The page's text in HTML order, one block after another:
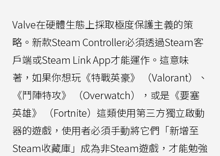
Valve在硬體生態上採取極度保護主義的策
略。新款Steam Controller必須透過Steam客
戶端或Steam Link App才能運作。這意味
著，如果你想玩《特戰英豪》 （Valorant）、
《鬥陣特攻》 （Overwatch），或是《要塞
英雄》 （Fortnite）這類使用第三方獨立啟動
器的遊戲，使用者必須手動將它們「新增至
Steam收藏庫」成為非Steam遊戲，才能勉強